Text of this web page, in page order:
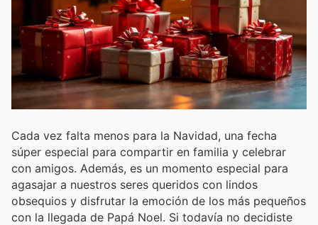
Cada vez falta menos para la Navidad, una fecha
súper especial para compartir en familia y celebrar
con amigos. Además, es un momento especial para
agasajar a nuestros seres queridos con lindos
obsequios y disfrutar la emoción de los más pequeños
con la llegada de Papá Noel. Si todavía no decidiste